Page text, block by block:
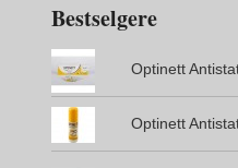
Bestselgere
Optinett
Optinett